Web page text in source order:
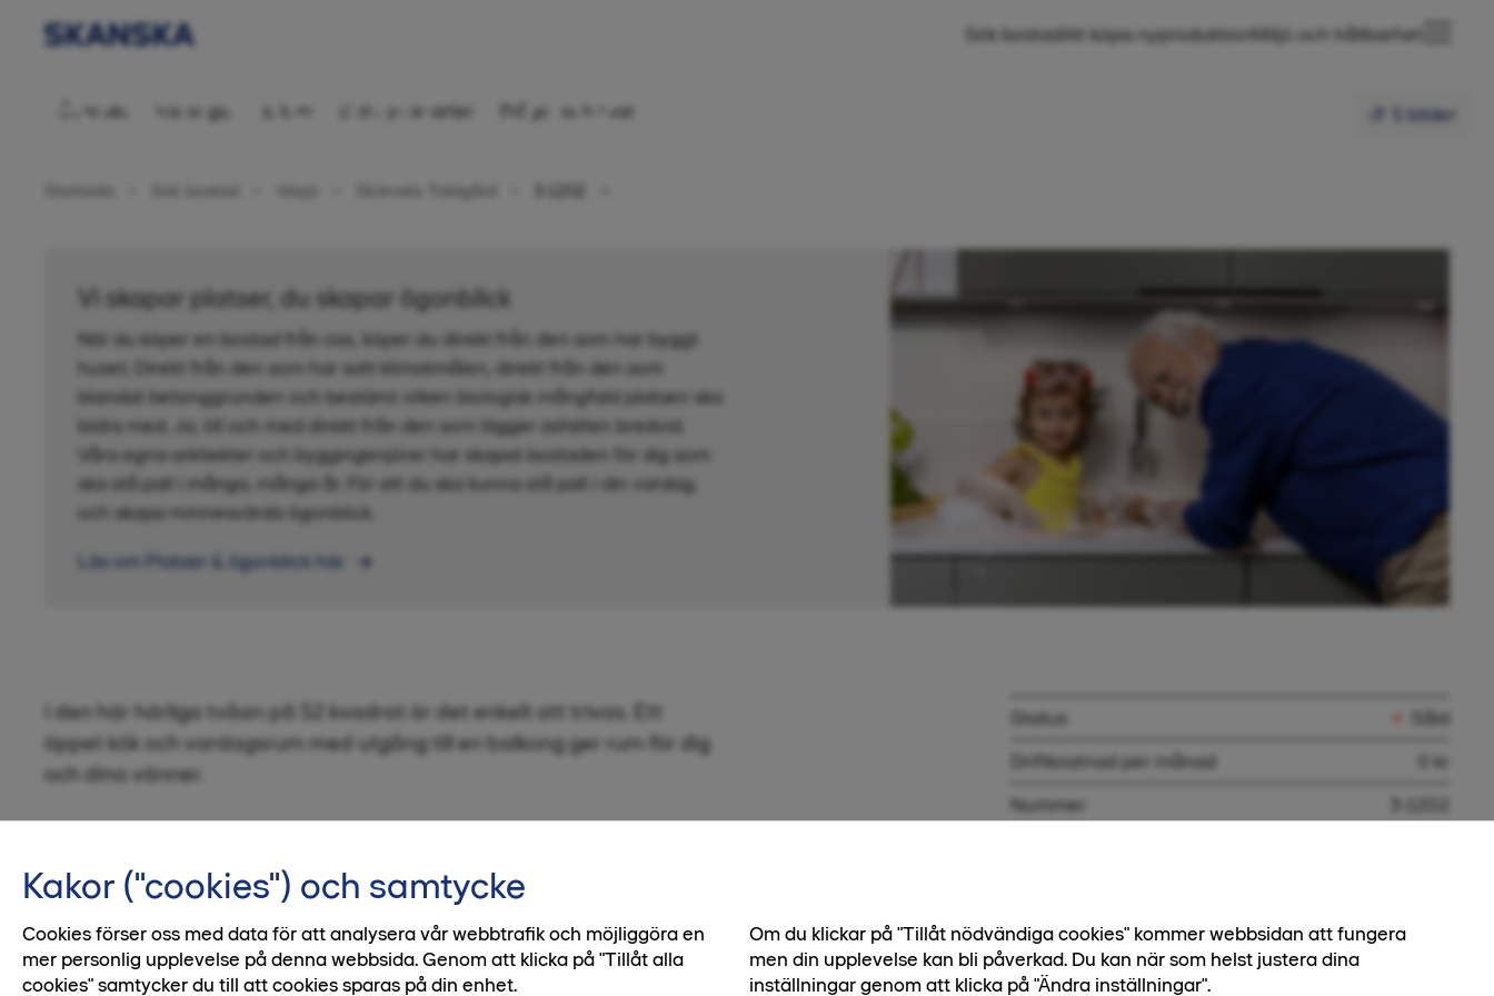
Sök bostadAtt köpa nyproduktionMiljö och hållbarhet
5 bilder
Bostadsrätt 2 rok, 52 kvm
Översikt Visningar Bilder Ditt nya kvarter Frågor och svar
Skärvets Trädgård
Vi skapar platser, du skapar ögonblick
När du köper en bostad från oss, köper du direkt från den som har byggt
huset. Direkt från den som har satt klimatmålen, direkt från den som
blandat betonggrunden och bestämt vilken biologisk mångfald platsen ska
bidra med. Ja, till och med direkt från den som lägger asfalten bredvid.
Våra egna arkitekter och byggingenjörer har skapat bostaden för dig som
ska stå pall i många, många år. För att du ska kunna stå pall i din vardag,
och skapa minnesvärda ögonblick.
Läs om Platser & ögonblick här
I den här härliga tvåan på 52 kvadrat är det enkelt att trivas. Ett
öppet kök och vardagsrum med utgång till en balkong ger rum för dig
och dina vänner.
1 / 2
Status
Såld
Driftkostnad per månad
0 kr
Nummer
Antal rum
Boarea
Kakor ("cookies") och samtycke
Cookies förser oss med data för att analysera vår webbtrafik och möjliggöra en
mer personlig upplevelse på denna webbsida. Genom att klicka på "Tillåt alla
cookies" samtycker du till att cookies sparas på din enhet.
Om du klickar på "Tillåt nödvändiga cookies" kommer webbsidan att fungera
men din upplevelse kan bli påverkad. Du kan när som helst justera dina
inställningar genom att klicka på "Ändra inställningar".